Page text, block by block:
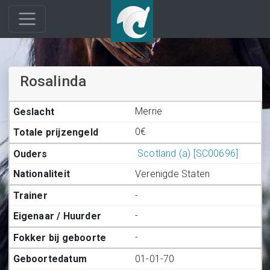
Rosalinda
Merrie
0€
Scotland (a) [SC00696]
Verenigde Staten
-
-
-
01-01-70